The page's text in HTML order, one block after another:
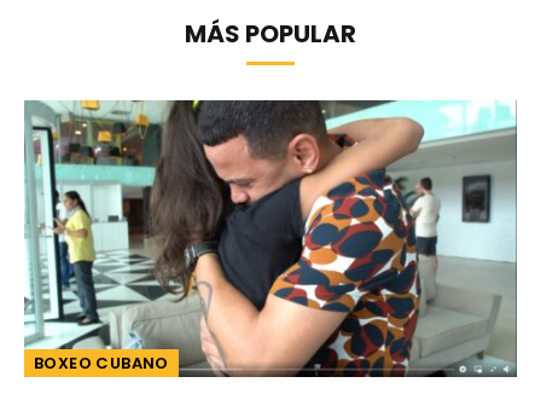
MÁS POPULAR
BOXEO CUBANO